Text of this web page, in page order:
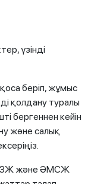
үзінді
беріп, жұмыс
қолдану туралы
бергеннен кейін
және салық
және ӘМСЖ